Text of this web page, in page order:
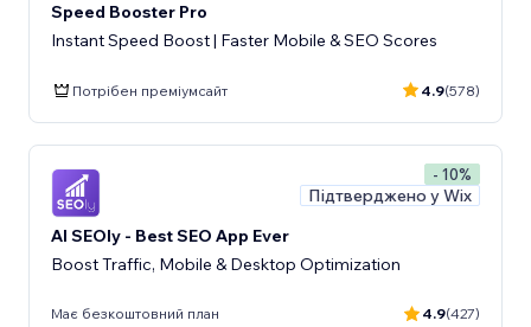
Speed Booster Pro
Instant Speed Boost | Faster Mobile & SEO Scores
Потрібен преміумсайт 4.9(578)
- 10%
Підтверджено у Wix
AI SEOly - Best SEO App Ever
Boost Traffic, Mobile & Desktop Optimization
Має безкоштовний план 4.9(427)